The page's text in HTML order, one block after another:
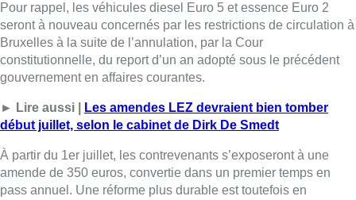
Pour rappel, les véhicules diesel Euro 5 et essence Euro 2
seront à nouveau concernés par les restrictions de circulation à
Bruxelles à la suite de l’annulation, par la Cour
constitutionnelle, du report d’un an adopté sous le précédent
gouvernement en affaires courantes.
► Lire aussi |
Les amendes LEZ devraient bien tomber
début juillet, selon le cabinet de Dirk De Smedt
À partir du 1er juillet, les contrevenants s’exposeront à une
amende de 350 euros, convertie dans un premier temps en
pass annuel. Une réforme plus durable est toutefois en